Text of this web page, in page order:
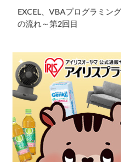
EXCEL、VBAプログラミン
の流れ～第2回目